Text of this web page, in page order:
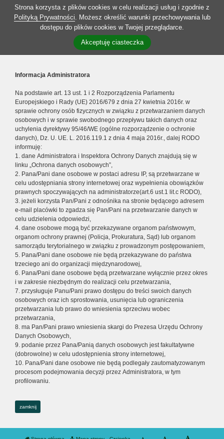
Strona korzysta z plików cookies w celu realizacji usług i zgodnie z
Polityką Prywatności. Możesz określić warunki przechowywania lub
dostępu do plików cookies w Twojej przeglądarce.
Akceptuję ciasteczka
Informacja Administratora
Na podstawie art. 13 ust. 1 i 2 Rozporządzenia Parlamentu
Europejskiego i Rady (UE) 2016/679 z dnia 27 kwietnia 2016r. w
sprawie ochrony osób fizycznych w związku z przetwarzaniem danych
osobowych i w sprawie swobodnego przepływu takich danych oraz
uchylenia dyrektywy 95/46/WE (ogólne rozporządzenie o ochronie
danych), Dz. U. UE. L. 2016.119.1 z dnia 4 maja 2016r., dalej RODO
informuję:
1. dane Administratora i Inspektora Ochrony Danych znajdują się w
linku „Ochrona danych osobowych”,
2. Pana/Pani dane osobowe w postaci adresu IP, są przetwarzane w
celu udostępniania strony internetowej oraz wypełnienia obowiązków
prawnych spoczywających na administratorze(art.6 ust.1 lit.c RODO),
3. jeżeli korzysta Pan/Pani z odnośnika na stronie będącego adresem
e-mail placówki to zgadza się Pan/Pani na przetwarzanie danych w
celu udzielenia odpowiedzi,
4. dane osobowe mogą być przekazywane organom państwowym,
organom ochrony prawnej (Policja, Prokuratura, Sąd) lub organom
samorządu terytorialnego w związku z prowadzonym postępowaniem,
5. Pana/Pani dane osobowe nie będą przekazywane do państwa
trzeciego ani do organizacji międzynarodowej,
6. Pana/Pani dane osobowe będą przetwarzane wyłącznie przez okres
i w zakresie niezbędnym do realizacji celu przetwarzania,
7. przysługuje Panu/Pani prawo dostępu do treści swoich danych
osobowych oraz ich sprostowania, usunięcia lub ograniczenia
przetwarzania lub prawo do wniesienia sprzeciwu wobec
przetwarzania,
8. ma Pan/Pani prawo wniesienia skargi do Prezesa Urzędu Ochrony
Danych Osobowych,
9. podanie przez Pana/Panią danych osobowych jest fakultatywne
(dobrowolne) w celu udostępnienia strony internetowej,
10. Pana/Pani dane osobowe nie będą podlegały zautomatyzowanym
procesom podejmowania decyzji przez Administratora, w tym
profilowaniu.
zamknij